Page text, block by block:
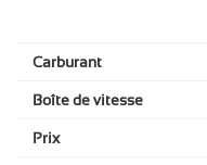
Carburant
Boîte de vitesse
Prix